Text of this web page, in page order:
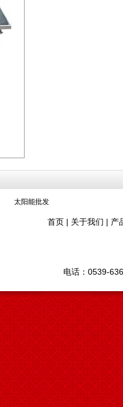
太阳能批发
首页 | 关于我们 | 产
电话：0539-